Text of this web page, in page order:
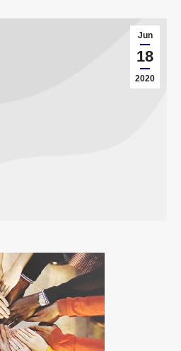
Jun
18
2020